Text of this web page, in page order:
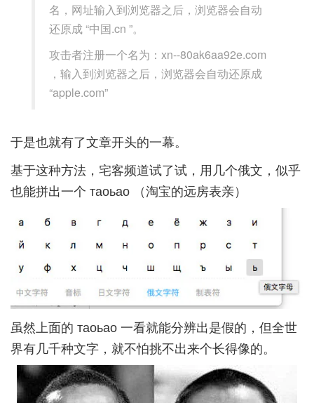
名，网址输入到浏览器之后，浏览器会自动
还原成 “中国.cn ”。
攻击者注册一个名为：xn--80ak6aa92e.com
，输入到浏览器之后，浏览器会自动还原成
“apple.com”
于是也就有了文章开头的一幕。
基于这种方法，宅客频道试了试，用几个俄文，似乎
也能拼出一个 таоьао （淘宝的远房表亲）
虽然上面的 таоьао 一看就能分辨出是假的，但全世
界有几千种文字，就不怕挑不出来个长得像的。